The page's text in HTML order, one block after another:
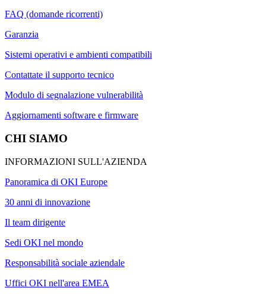
FAQ (domande ricorrenti)
Garanzia
Sistemi operativi e ambienti compatibili
Contattate il supporto tecnico
Modulo di segnalazione vulnerabilità
Aggiornamenti software e firmware
CHI SIAMO
INFORMAZIONI SULL'AZIENDA
Panoramica di OKI Europe
30 anni di innovazione
Il team dirigente
Sedi OKI nel mondo
Responsabilità sociale aziendale
Uffici OKI nell'area EMEA